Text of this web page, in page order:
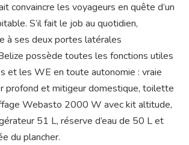
convaincre les voyageurs en quête d’un
S’il fait le job au quotidien,
à ses deux portes latérales
possède toutes les fonctions utiles
et les WE en toute autonomie : vraie
profond et mitigeur domestique, toilette
Webasto 2000 W avec kit altitude,
51 L, réserve d’eau de 50 L et
du plancher.